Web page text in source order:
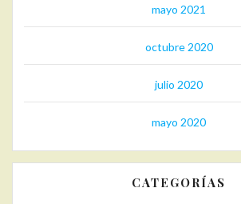
mayo 2021
octubre 2020
julio 2020
mayo 2020
CATEGORÍAS